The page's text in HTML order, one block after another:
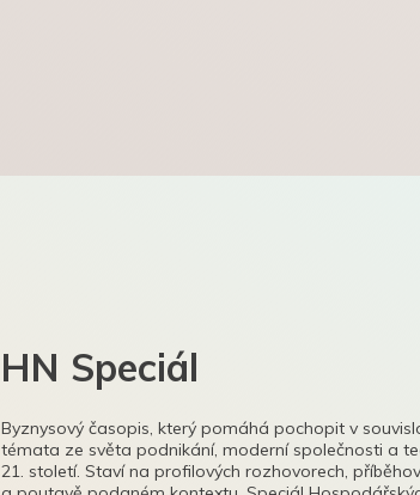
HN Speciál
Byznysový časopis, který pomáhá pochopit v
témata ze světa podnikání, moderní společnosti a
21. století. Staví na profilových rozhovorech,